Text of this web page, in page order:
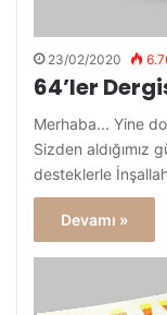
23/02/2020
64’ler
Merhaba... Yine
Sizden
desteklerle
Devamı »